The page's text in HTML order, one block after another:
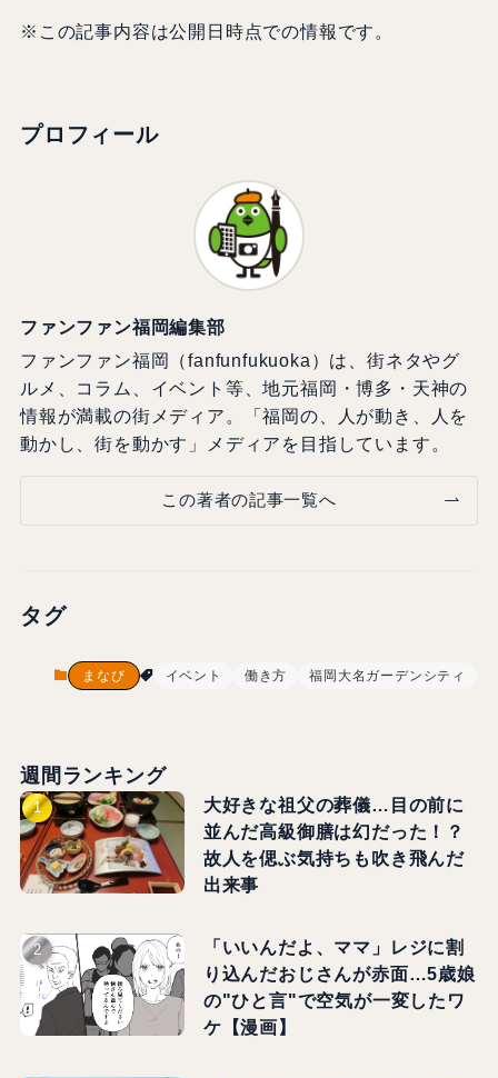
※この記事内容は公開日時点での情報です。
プロフィール
ファンファン福岡編集部
ファンファン福岡（fanfunfukuoka）は、街ネタやグ
ルメ、コラム、イベント等、地元福岡・博多・天神の
情報が満載の街メディア。「福岡の、人が動き、人を
動かし、街を動かす」メディアを目指しています。
この著者の記事一覧へ
タグ
まなび イベント 働き方 福岡大名ガーデンシティ
週間ランキング
大好きな祖父の葬儀…目の前に
並んだ高級御膳は幻だった！？
故人を偲ぶ気持ちも吹き飛んだ
出来事
「いいんだよ、ママ」レジに割
り込んだおじさんが赤面…5歳娘
の"ひと言"で空気が一変したワ
ケ【漫画】